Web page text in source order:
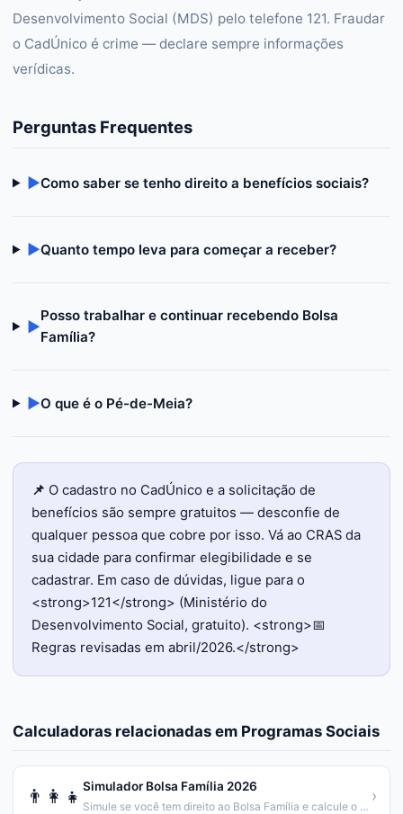
Desenvolvimento Social (MDS) pelo telefone 121. Fraudar
o CadÚnico é crime — declare sempre informações
verídicas.
Perguntas Frequentes
▶Como saber se tenho direito a benefícios sociais?
▶Quanto tempo leva para começar a receber?
▶
Posso trabalhar e continuar recebendo Bolsa
Família?
▶O que é o Pé-de-Meia?
📌 O cadastro no CadÚnico e a solicitação de
benefícios são sempre gratuitos — desconfie de
qualquer pessoa que cobre por isso. Vá ao CRAS da
sua cidade para confirmar elegibilidade e se
cadastrar. Em caso de dúvidas, ligue para o
<strong>121</strong> (Ministério do
Desenvolvimento Social, gratuito). <strong>📅
Regras revisadas em abril/2026.</strong>
Calculadoras relacionadas em Programas Sociais
👨‍👩‍👧 Simulador Bolsa Família 2026
Simule se você tem direito ao Bolsa Família e calcule o valor.
›